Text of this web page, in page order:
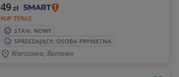
KUP TERAZ
49zł
STAN: NOWY
SPRZEDAJĄCY: OSOBA PRYWATNA
Warszawa, Bemowo